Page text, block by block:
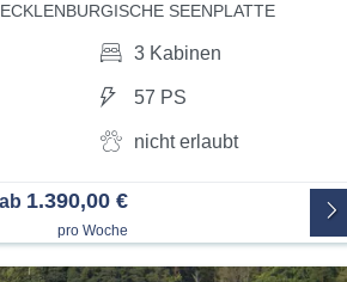
SEENPLATTE
3 Kabinen
57 PS
nicht erlaubt
ab 1.390,00 €
pro Woche